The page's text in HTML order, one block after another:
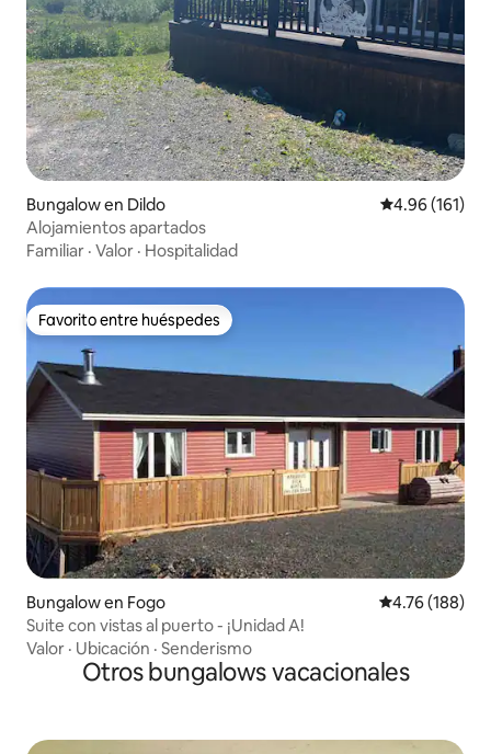
Bungalow en Dildo Calificación
4.96 (161)
Alojamientos apartados
Familiar · Valor · Hospitalidad
Favorito entre huéspedes
Favorito entre huéspedes
Bungalow en Fogo Calificación
4.76 (188)
Suite con vistas al puerto - ¡Unidad A!
Valor · Ubicación · Senderismo
Otros bungalows vacacionales